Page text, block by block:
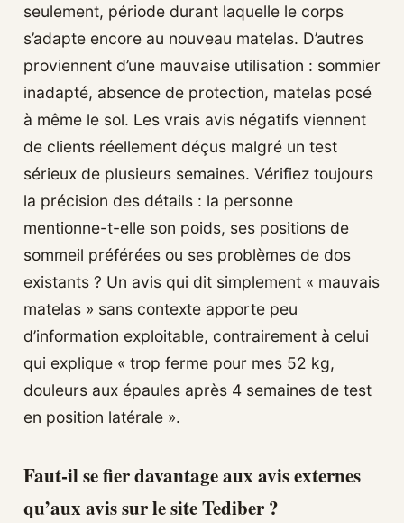
seulement, période durant laquelle le corps
s’adapte encore au nouveau matelas. D’autres
proviennent d’une mauvaise utilisation : sommier
inadapté, absence de protection, matelas posé
à même le sol. Les vrais avis négatifs viennent
de clients réellement déçus malgré un test
sérieux de plusieurs semaines. Vérifiez toujours
la précision des détails : la personne
mentionne-t-elle son poids, ses positions de
sommeil préférées ou ses problèmes de dos
existants ? Un avis qui dit simplement « mauvais
matelas » sans contexte apporte peu
d’information exploitable, contrairement à celui
qui explique « trop ferme pour mes 52 kg,
douleurs aux épaules après 4 semaines de test
en position latérale ».
Faut-il se fier davantage aux avis externes
qu’aux avis sur le site Tediber ?